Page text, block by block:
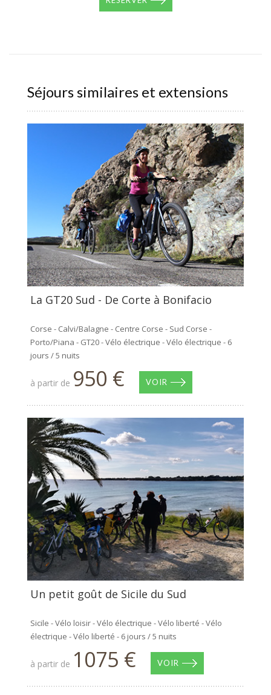
Séjours similaires et extensions
La GT20 Sud - De Corte à Bonifacio
Corse - Calvi/Balagne - Centre Corse - Sud Corse -
Porto/Piana - GT20 - Vélo électrique - Vélo électrique - 6
jours / 5 nuits
à partir de 950 € VOIR
Un petit goût de Sicile du Sud
Sicile - Vélo loisir - Vélo électrique - Vélo liberté - Vélo
électrique - Vélo liberté - 6 jours / 5 nuits
à partir de 1075 € VOIR